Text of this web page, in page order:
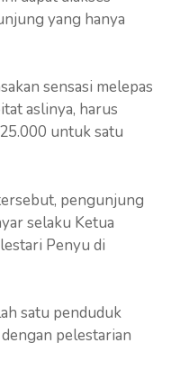
yang hanya
sensasi melepas
aslinya, harus
untuk satu
pengunjung
selaku Ketua
Penyu di
satu penduduk
pelestarian